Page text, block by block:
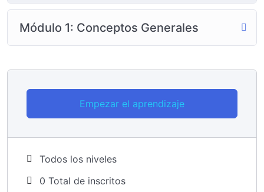
Módulo 1: Conceptos Generales
Empezar el aprendizaje
Todos los niveles
0 TotaI de inscritos